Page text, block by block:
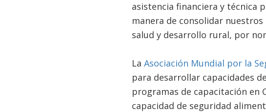
asistencia financiera y técnica
manera de consolidar
salud y desarrollo rural, por
La Asociación Mundial por la
para desarrollar capacidades
programas de capacitación en
capacidad de seguridad